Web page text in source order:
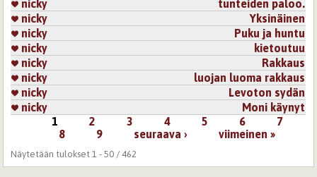
nicky
tunteiden paloo.
nicky
Yksinäinen
nicky
Puku ja huntu
nicky
kietoutuu
nicky
Rakkaus
nicky
luojan luoma rakkaus
nicky
Levoton sydän
nicky
Moni käynyt
1 2 3 4 5 6
7
8
9 seuraava › viimeinen »
Näytetään tulokset 1 - 50 / 462